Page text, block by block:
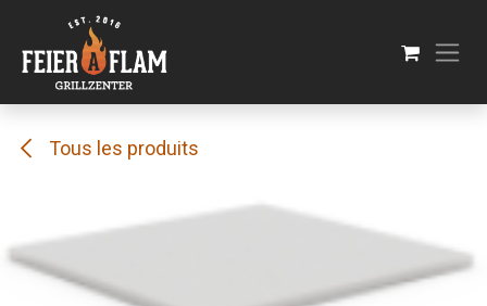
Se rendre au contenu
Tous les produits